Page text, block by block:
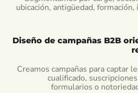
ubicación, antigüedad,
Diseño de campañas B2B
Creamos campañas para captar
cualificado,
formularios o